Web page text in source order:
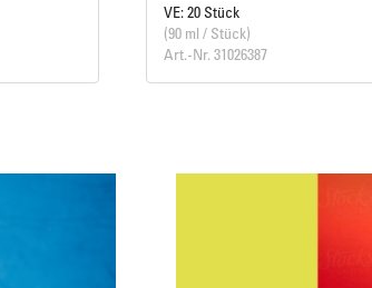
VE: 20 Stück
(90 ml / Stück)
Art.-Nr. 31026387